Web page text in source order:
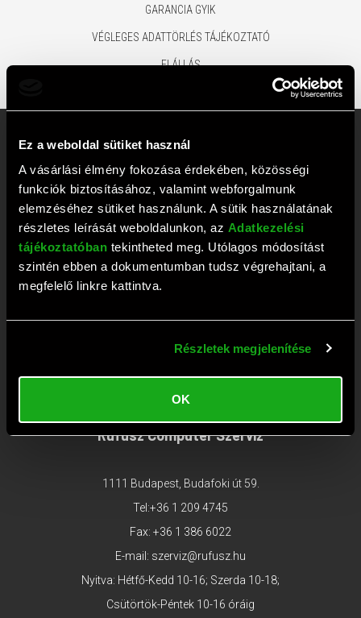
Ez a weboldal sütiket használ
A vásárlási élmény fokozása érdekében, közösségi
funkciók biztosításához, valamint webforgalmunk
elemzéséhez sütiket használunk. A sütik használatának
részletes leírását weboldalunkon, az Adatkezelési
tájékoztatóban tekintheted meg. Utólagos módosítást
szintén ebben a dokumentumban tudsz végrehajtani, a
megfelelő linkre kattintva.
Részletek megjelenítése
OK
GARANCIA GYIK
VÉGLEGES ADATTÖRLÉS TÁJÉKOZTATÓ
ELÁLLÁS
Rufusz Computer Ügyfélszolgálat
és Szaküzlet
ügyfélszolgálatunkat az alábbi telefonszámokon!
1117 Budapest, Bercsényi utca 19/a.
Ügyfélszolgálat tel:
Rufusz Computer Szerviz
1111 Budapest, Budafoki út 59.
Tel:+36 1 209 4745
Fax: +36 1 386 6022
E-mail: szerviz@rufusz.hu
Nyitva: Hétfő-Kedd 10-16; Szerda 10-18;
Csütörtök-Péntek 10-16 óráig